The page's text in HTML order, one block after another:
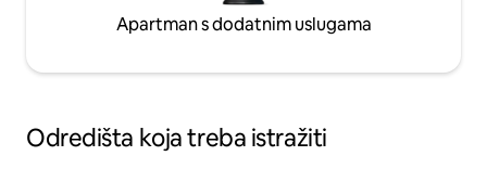
Apartman s dodatnim uslugama
Odredišta koja treba istražiti